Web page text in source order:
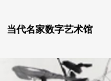
当代名家数字艺术馆